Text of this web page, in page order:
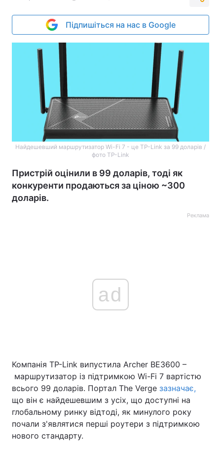
Підпишіться на нас в Google
Найдешевший маршрутизатор Wi-Fi 7 - це TP-Link за 99 доларів /
фото TP-Link
Пристрій оцінили в 99 доларів, тоді як
конкуренти продаються за ціною ~300
доларів.
Реклама
ad
Компанія TP-Link випустила Archer BE3600 –
маршрутизатор із підтримкою Wi-Fi 7 вартістю
всього 99 доларів. Портал The Verge зазначає,
що він є найдешевшим з усіх, що доступні на
глобальному ринку відтоді, як минулого року
почали з'являтися перші роутери з підтримкою
нового стандарту.